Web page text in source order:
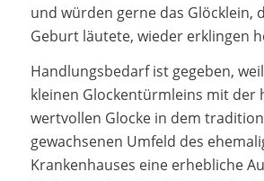
und würden gerne das Glöcklein,
Geburt läutete, wieder erklingen
Handlungsbedarf ist gegeben,
kleinen Glockentürmleins mit der
wertvollen Glocke in dem
gewachsenen Umfeld des
Krankenhauses eine erhebliche